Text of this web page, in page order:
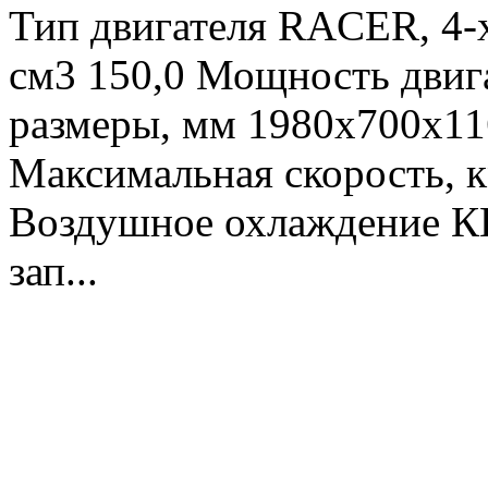
Тип двигателя RACER,
см3 150,0 Мощность
размеры, мм
Максимальная скорость,
Воздушное охлаждение
зап...